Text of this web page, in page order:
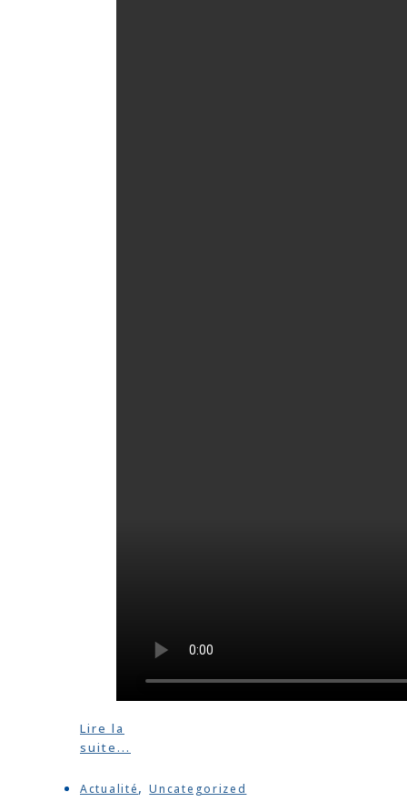
Lire la
suite...
Actualité,Uncategorized